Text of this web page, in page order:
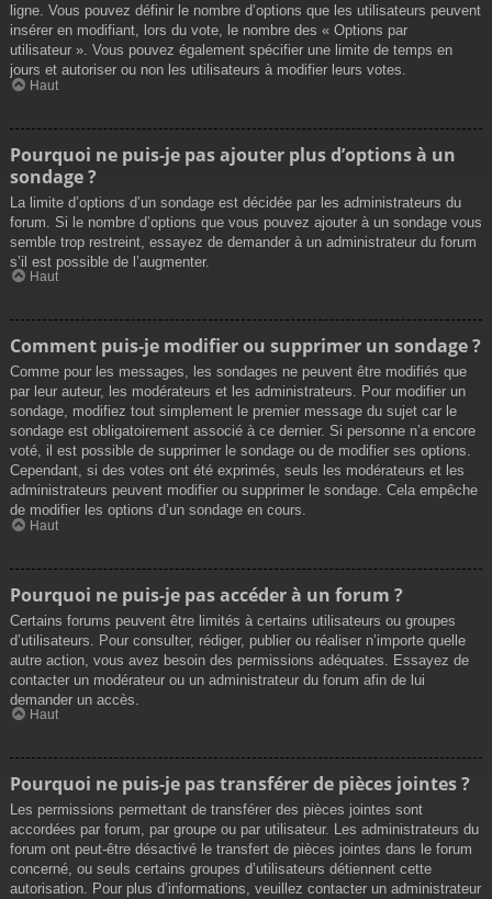
ligne. Vous pouvez définir le nombre d’options que les utilisateurs peuvent
insérer en modifiant, lors du vote, le nombre des « Options par
utilisateur ». Vous pouvez également spécifier une limite de temps en
jours et autoriser ou non les utilisateurs à modifier leurs votes.
Haut
Pourquoi ne puis-je pas ajouter plus d’options à un
sondage ?
La limite d’options d’un sondage est décidée par les administrateurs du
forum. Si le nombre d’options que vous pouvez ajouter à un sondage vous
semble trop restreint, essayez de demander à un administrateur du forum
s’il est possible de l’augmenter.
Haut
Comment puis-je modifier ou supprimer un sondage ?
Comme pour les messages, les sondages ne peuvent être modifiés que
par leur auteur, les modérateurs et les administrateurs. Pour modifier un
sondage, modifiez tout simplement le premier message du sujet car le
sondage est obligatoirement associé à ce dernier. Si personne n’a encore
voté, il est possible de supprimer le sondage ou de modifier ses options.
Cependant, si des votes ont été exprimés, seuls les modérateurs et les
administrateurs peuvent modifier ou supprimer le sondage. Cela empêche
de modifier les options d’un sondage en cours.
Haut
Pourquoi ne puis-je pas accéder à un forum ?
Certains forums peuvent être limités à certains utilisateurs ou groupes
d’utilisateurs. Pour consulter, rédiger, publier ou réaliser n’importe quelle
autre action, vous avez besoin des permissions adéquates. Essayez de
contacter un modérateur ou un administrateur du forum afin de lui
demander un accès.
Haut
Pourquoi ne puis-je pas transférer de pièces jointes ?
Les permissions permettant de transférer des pièces jointes sont
accordées par forum, par groupe ou par utilisateur. Les administrateurs du
forum ont peut-être désactivé le transfert de pièces jointes dans le forum
concerné, ou seuls certains groupes d’utilisateurs détiennent cette
autorisation. Pour plus d’informations, veuillez contacter un administrateur